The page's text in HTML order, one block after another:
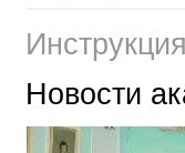
Новости